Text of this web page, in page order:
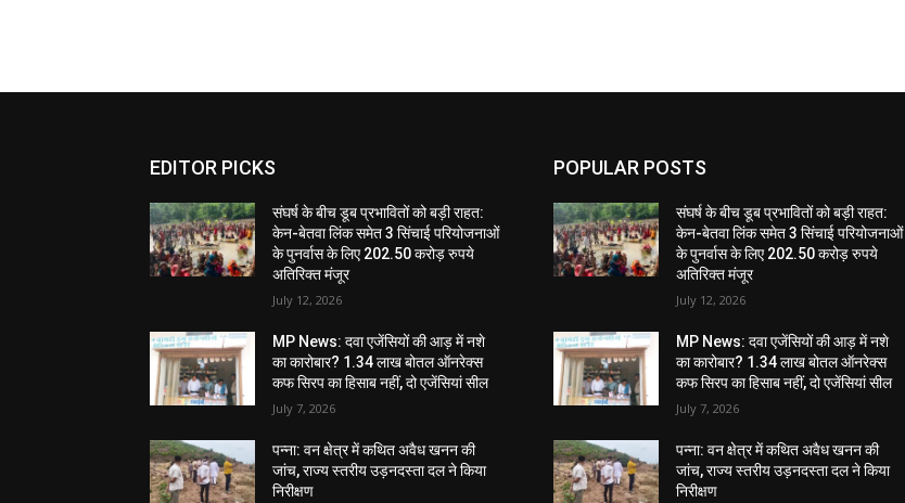
EDITOR PICKS
संघर्ष के बीच डूब प्रभावितों को बड़ी राहत:
केन-बेतवा लिंक समेत 3 सिंचाई परियोजनाओं
के पुनर्वास के लिए 202.50 करोड़ रुपये
अतिरिक्त मंजूर
July 12, 2026
MP News: दवा एजेंसियों की आड़ में नशे
का कारोबार? 1.34 लाख बोतल ऑनरेक्स
कफ सिरप का हिसाब नहीं, दो एजेंसियां सील
July 7, 2026
पन्ना: वन क्षेत्र में कथित अवैध खनन की
जांच, राज्य स्तरीय उड़नदस्ता दल ने किया
निरीक्षण
POPULAR POSTS
संघर्ष के बीच डूब प्रभावितों को बड़ी राहत:
केन-बेतवा लिंक समेत 3 सिंचाई परियोजनाओं
के पुनर्वास के लिए 202.50 करोड़ रुपये
अतिरिक्त मंजूर
July 12, 2026
MP News: दवा एजेंसियों की आड़ में नशे
का कारोबार? 1.34 लाख बोतल ऑनरेक्स
कफ सिरप का हिसाब नहीं, दो एजेंसियां सील
July 7, 2026
पन्ना: वन क्षेत्र में कथित अवैध खनन की
जांच, राज्य स्तरीय उड़नदस्ता दल ने किया
निरीक्षण